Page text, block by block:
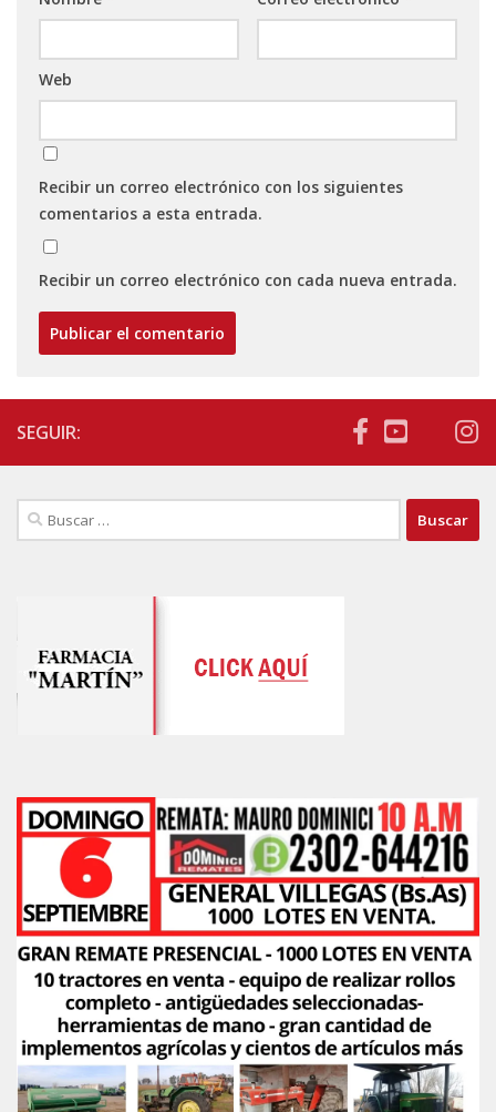
Web
Recibir un correo electrónico con los siguientes
comentarios a esta entrada.
Recibir un correo electrónico con cada nueva entrada.
SEGUIR:
Buscar: